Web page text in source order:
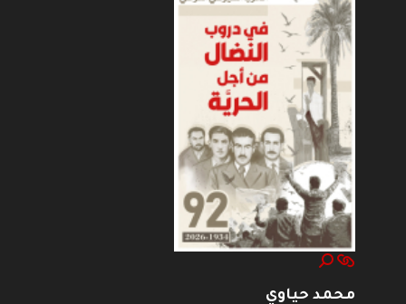
محمد حياوي